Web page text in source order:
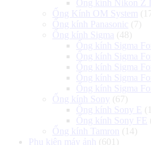
Ống kính Nikon Z
Ống Kính OM System
Ống kính Panasonic (7)
Ống kính Sigma (48)
Ống kính Sigma
Ống kính Sigma
Ống kính Sigma
Ống kính Sigma
Ống kính Sigma
Ống kính Sony (67)
Ống kính Sony E
Ống kính Sony FE
Ống kính Tamron
(14)
Phụ kiện máy ảnh
(601)